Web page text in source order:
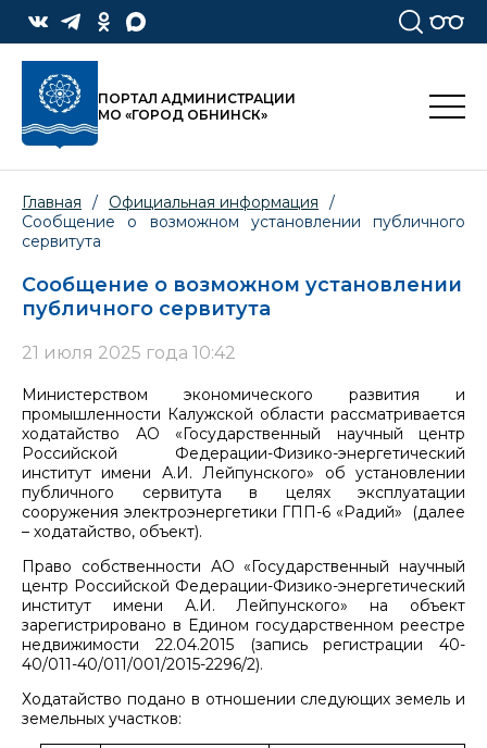
ПОРТАЛ АДМИНИСТРАЦИИ
МО «ГОРОД ОБНИНСК»
Главная / Официальная информация
/
Сообщение о возможном установлении публичного
сервитута
Сообщение о возможном установлении
публичного сервитута
21 июля 2025 года 10:42
Министерством экономического развития и
промышленности Калужской области рассматривается
ходатайство АО «Государственный научный центр
Российской Федерации-Физико-энергетический
институт имени А.И. Лейпунского» об установлении
публичного сервитута в целях эксплуатации
сооружения электроэнергетики ГПП-6 «Радий» (далее
– ходатайство, объект).
Право собственности АО «Государственный научный
центр Российской Федерации-Физико-энергетический
институт имени А.И. Лейпунского» на объект
зарегистрировано в Едином государственном реестре
недвижимости 22.04.2015 (запись регистрации 40-
40/011-40/011/001/2015-2296/2).
Ходатайство подано в отношении следующих земель и
земельных участков: